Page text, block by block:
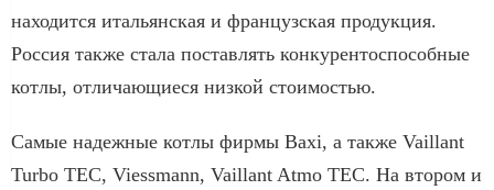
находится итальянская и французская продукция.
Россия также стала поставлять конкурентоспособные
котлы, отличающиеся низкой стоимостью.
Самые надежные котлы фирмы Baxi, а также Vaillant
Turbo TEC, Viessmann, Vaillant Atmo TEC. На втором и